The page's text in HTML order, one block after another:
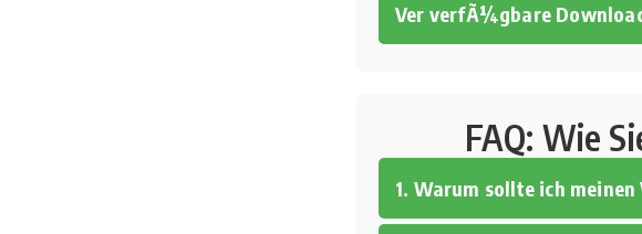
Ver verfÃ¼gbare
FAQ: Wie
1. Warum sollte ich